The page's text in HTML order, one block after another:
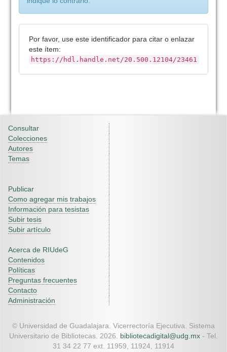
Por favor, use este identificador para citar o enlazar
este ítem:
https://hdl.handle.net/20.500.12104/23461
Consultar
Colecciones
Autores
Temas
Publicar
Como agregar mis trabajos
Información para tesistas
Subir tesis
Subir artículo
Acerca de RIUdeG
Contenidos
Políticas
Preguntas frecuentes
Contacto
Administración
© Universidad de Guadalajara. Vicerrectoría Ejecutiva. Sistema
Universitario de Bibliotecas. 2026. bibliotecadigital@udg.mx - Tel.
31 34 22 77 ext. 11959, 11924, 11914